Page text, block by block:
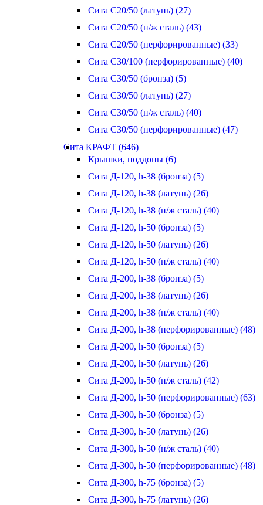
Сита С20/50 (латунь) (27)
Сита С20/50 (н/ж сталь) (43)
Сита С20/50 (перфорированные) (33)
Сита С30/100 (перфорированные) (40)
Сита С30/50 (бронза) (5)
Сита С30/50 (латунь) (27)
Сита С30/50 (н/ж сталь) (40)
Сита С30/50 (перфорированные) (47)
Сита КРАФТ (646)
Крышки, поддоны (6)
Сита Д-120, h-38 (бронза) (5)
Сита Д-120, h-38 (латунь) (26)
Сита Д-120, h-38 (н/ж сталь) (40)
Сита Д-120, h-50 (бронза) (5)
Сита Д-120, h-50 (латунь) (26)
Сита Д-120, h-50 (н/ж сталь) (40)
Сита Д-200, h-38 (бронза) (5)
Сита Д-200, h-38 (латунь) (26)
Сита Д-200, h-38 (н/ж сталь) (40)
Сита Д-200, h-38 (перфорированные) (48)
Сита Д-200, h-50 (бронза) (5)
Сита Д-200, h-50 (латунь) (26)
Сита Д-200, h-50 (н/ж сталь) (42)
Сита Д-200, h-50 (перфорированные) (63)
Сита Д-300, h-50 (бронза) (5)
Сита Д-300, h-50 (латунь) (26)
Сита Д-300, h-50 (н/ж сталь) (40)
Сита Д-300, h-50 (перфорированные) (48)
Сита Д-300, h-75 (бронза) (5)
Сита Д-300, h-75 (латунь) (26)